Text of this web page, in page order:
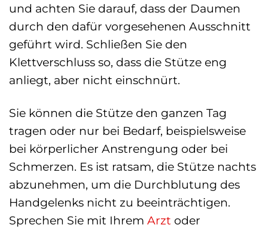
und achten Sie darauf, dass der Daumen
durch den dafür vorgesehenen Ausschnitt
geführt wird. Schließen Sie den
Klettverschluss so, dass die Stütze eng
anliegt, aber nicht einschnürt.
Sie können die Stütze den ganzen Tag
tragen oder nur bei Bedarf, beispielsweise
bei körperlicher Anstrengung oder bei
Schmerzen. Es ist ratsam, die Stütze nachts
abzunehmen, um die Durchblutung des
Handgelenks nicht zu beeinträchtigen.
Sprechen Sie mit Ihrem Arzt oder